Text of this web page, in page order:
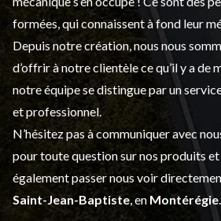
formées, qui connaissent à fond leur
Depuis notre création, nous nous
d’offrir à notre clientèle ce qu’il y a de
notre équipe se distingue par un
et professionnel.
N’hésitez pas à communiquer avec
pour toute question sur nos produits
également passer nous voir
Saint-Jean-Baptiste , en Montérégie